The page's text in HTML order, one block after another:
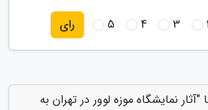
3
4
5 رای
نمایشگاه موزه لوور در تهران به